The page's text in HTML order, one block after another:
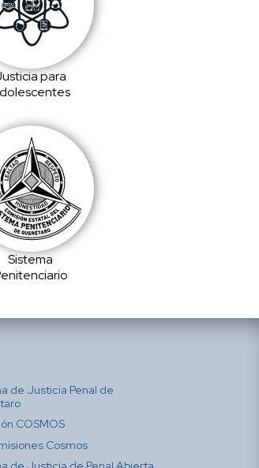
para
Sistema
de Justicia Penal de
COSMOS
Cosmos